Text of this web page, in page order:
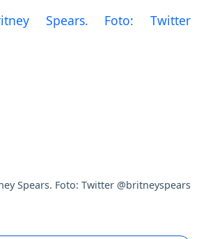
Spears. Foto: Twitter @britneyspears